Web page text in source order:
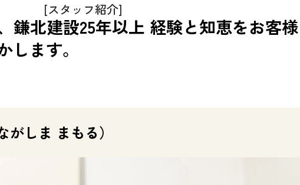
[スタッフ紹介]
鎌北建設25年以上 経験と知恵をお客様
します。
しま まもる）